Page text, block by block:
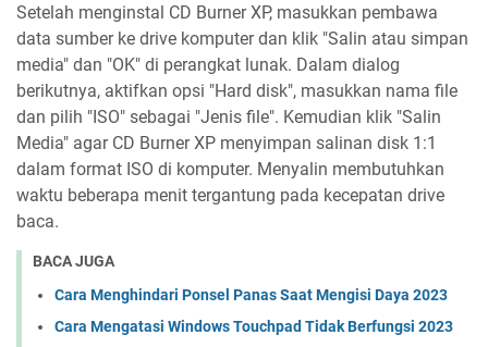
Setelah menginstal CD Burner XP, masukkan pembawa
data sumber ke drive komputer dan klik "Salin atau simpan
media" dan "OK" di perangkat lunak. Dalam dialog
berikutnya, aktifkan opsi "Hard disk", masukkan nama file
dan pilih "ISO" sebagai "Jenis file". Kemudian klik "Salin
Media" agar CD Burner XP menyimpan salinan disk 1:1
dalam format ISO di komputer. Menyalin membutuhkan
waktu beberapa menit tergantung pada kecepatan drive
baca.
BACA JUGA
Cara Menghindari Ponsel Panas Saat Mengisi Daya 2023
Cara Mengatasi Windows Touchpad Tidak Berfungsi 2023